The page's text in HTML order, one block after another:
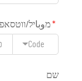
מوباיל/ווטסאפ
Code
שם